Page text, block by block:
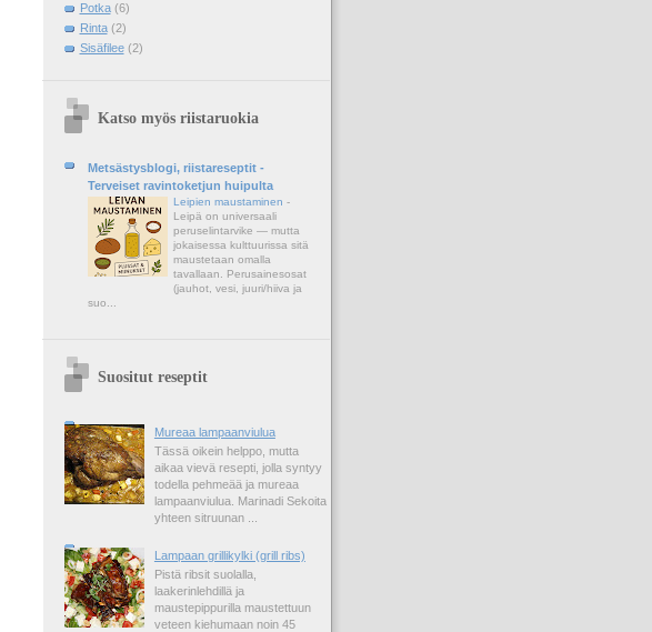
Potka (6)
Rinta (2)
Sisäfilee (2)
Katso myös riistaruokia
Metsästysblogi, riistareseptit -
Terveiset ravintoketjun huipulta
Leipien maustaminen -
Leipä on universaali
peruselintarvike — mutta
jokaisessa kulttuurissa sitä
maustetaan omalla
tavallaan. Perusainesosat
(jauhot, vesi, juuri/hiiva ja
suo...
Suositut reseptit
Mureaa lampaanviulua
Tässä oikein helppo, mutta
aikaa vievä resepti, jolla syntyy
todella pehmeää ja mureaa
lampaanviulua. Marinadi Sekoita
yhteen sitruunan ...
Lampaan grillikylki (grill ribs)
Pistä ribsit suolalla,
laakerinlehdillä ja
maustepippurilla maustettuun
veteen kiehumaan noin 45